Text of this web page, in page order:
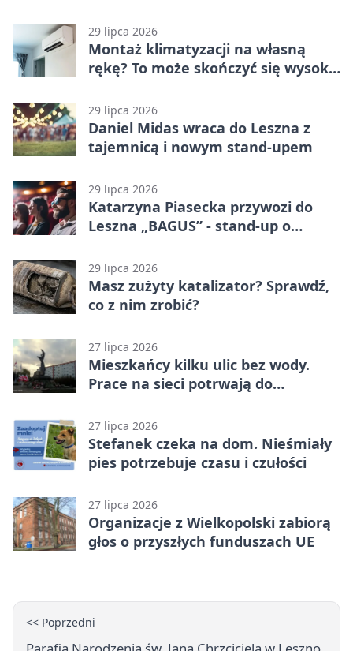
29 lipca 2026
Montaż klimatyzacji na własną
rękę? To może skończyć się wysoką
29 lipca 2026
Daniel Midas wraca do Leszna z
tajemnicą i nowym stand-upem
29 lipca 2026
Katarzyna Piasecka przywozi do
Leszna „BAGUS” - stand-up o
29 lipca 2026
Masz zużyty katalizator? Sprawdź,
co z nim zrobić?
27 lipca 2026
Mieszkańcy kilku ulic bez wody.
Prace na sieci potrwają do
27 lipca 2026
Stefanek czeka na dom. Nieśmiały
pies potrzebuje czasu i czułości
27 lipca 2026
Organizacje z Wielkopolski zabiorą
głos o przyszłych funduszach UE
<< Poprzedni